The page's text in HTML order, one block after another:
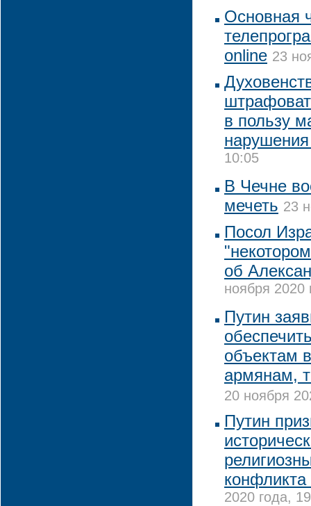
Основная
online 23
в пользу
10:05
В Чечне
мечеть 23
Посол
об
ноября 2020
Путин
объектам
армянам,
20 ноября
Путин
2020 года,